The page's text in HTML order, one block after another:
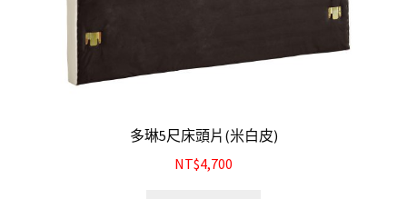
多琳5尺床頭片(米白皮)
NT$4,700